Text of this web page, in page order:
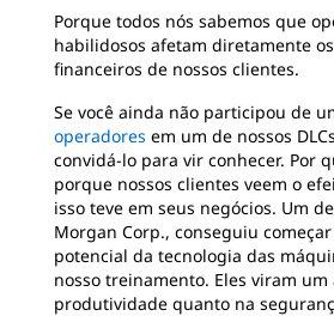
Porque todos nós sabemos que
habilidosos afetam diretamente
financeiros de nossos clientes.
Se você ainda não participou de
operadores em um de nossos
convidá-lo para vir conhecer. Por
porque nossos clientes veem o
isso teve em seus negócios. Um
Morgan Corp., conseguiu
potencial da tecnologia das
nosso treinamento. Eles viram
produtividade quanto na